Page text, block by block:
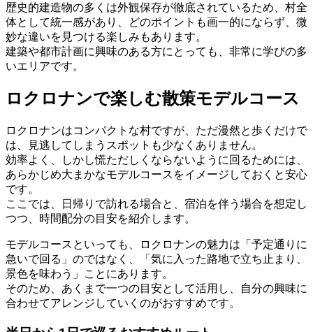
歴史的建造物の多くは外観保存が徹底されているため、村全
体として統一感があり、どのポイントも画一的にならず、微
妙な違いを見つける楽しみもあります。
建築や都市計画に興味のある方にとっても、非常に学びの多
いエリアです。
ロクロナンで楽しむ散策モデルコース
ロクロナンはコンパクトな村ですが、ただ漫然と歩くだけで
は、見逃してしまうスポットも少なくありません。
効率よく、しかし慌ただしくならないように回るためには、
あらかじめ大まかなモデルコースをイメージしておくと安心
です。
ここでは、日帰りで訪れる場合と、宿泊を伴う場合を想定し
つつ、時間配分の目安を紹介します。
モデルコースといっても、ロクロナンの魅力は「予定通りに
急いで回る」のではなく、「気に入った路地で立ち止まり、
景色を味わう」ことにあります。
そのため、あくまで一つの目安として活用し、自分の興味に
合わせてアレンジしていくのがおすすめです。